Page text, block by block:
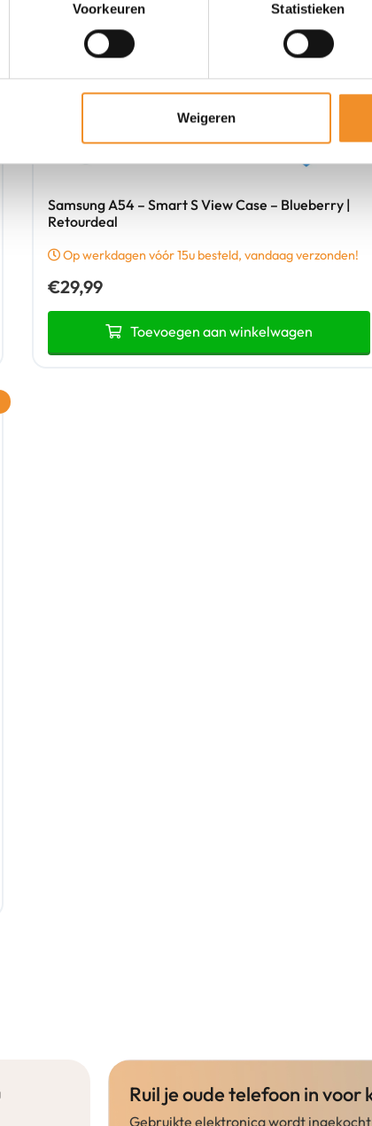
Voorkeuren Statistieken
Weigeren
Samsung A54 – Smart S View Case – Blueberry |
Retourdeal
Op werkdagen vóór 15u besteld, vandaag verzonden!
€29,99
Toevoegen aan winkelwagen
Ruil je oude telefoon in voor
Gebruikte elektronica wordt